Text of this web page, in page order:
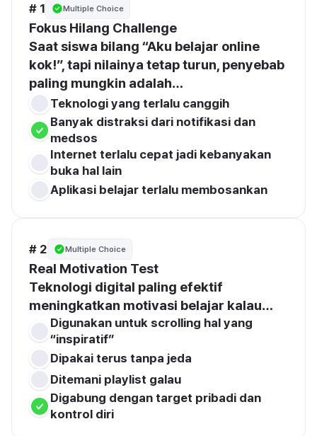
# 1 Multiple Choice
Fokus Hilang Challenge
Saat siswa bilang “Aku belajar online
kok!”, tapi nilainya tetap turun, penyebab
paling mungkin adalah…
Teknologi yang terlalu canggih
Banyak distraksi dari notifikasi dan
medsos
Internet terlalu cepat jadi kebanyakan
buka hal lain
Aplikasi belajar terlalu membosankan
# 2 Multiple Choice
Real Motivation Test
Teknologi digital paling efektif
meningkatkan motivasi belajar kalau…
Digunakan untuk scrolling hal yang
“inspiratif”
Dipakai terus tanpa jeda
Ditemani playlist galau
Digabung dengan target pribadi dan
kontrol diri